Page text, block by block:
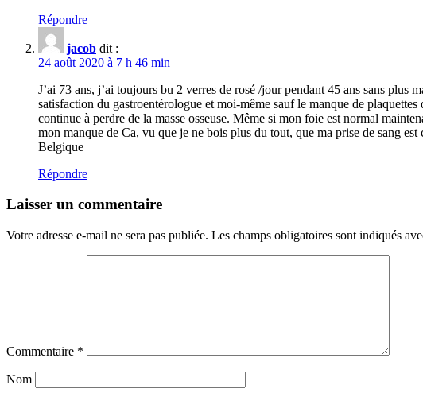
Répondre
jacob dit :
24 août 2020 à 7 h 46 min
J’ai 73 ans, j’ai toujours bu 2 verres de rosé /jour pendant 45 ans sans plus
satisfaction du gastroentérologue et moi-même sauf le manque de
continue à perdre de la masse osseuse. Même si mon foie est normal
mon manque de Ca, vu que je ne bois plus du tout, que ma prise de sang
Belgique
Répondre
Laisser un commentaire
Votre adresse e-mail ne sera pas publiée. Les champs obligatoires sont indiqués
Commentaire *
Nom